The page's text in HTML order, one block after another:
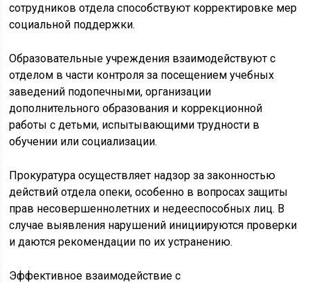
сотрудников отдела способствуют корректировке мер
социальной поддержки.
Образовательные учреждения взаимодействуют с
отделом в части контроля за посещением учебных
заведений подопечными, организации
дополнительного образования и коррекционной
работы с детьми, испытывающими трудности в
обучении или социализации.
Прокуратура осуществляет надзор за законностью
действий отдела опеки, особенно в вопросах защиты
прав несовершеннолетних и недееспособных лиц. В
случае выявления нарушений инициируются проверки
и даются рекомендации по их устранению.
Эффективное взаимодействие с